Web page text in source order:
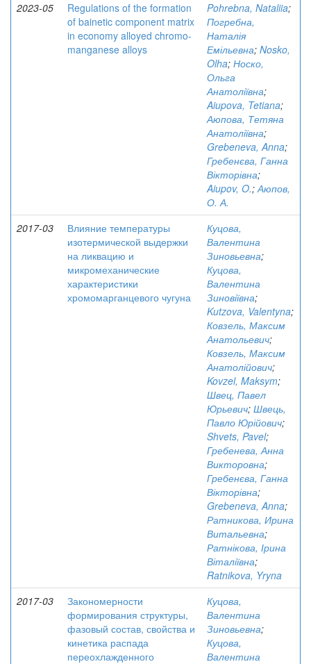
2023-05
Regulations of the formation
of bainetic component matrix
in economy alloyed chromo-
manganese alloys
Pohrebna, Nataliia;
Погребна,
Наталія
Емільевна; Nosko,
Olha; Носко,
Ольга
Анатоліївна;
Aiupova, Tetiana;
Аюпова, Тетяна
Анатоліївна;
Grebeneva, Anna;
Гребенєва, Ганна
Вікторівна;
Aiupov, O.;Аюпов,
О. А.
2017-03
Влияние температуры
изотермической выдержки
на ликвацию и
микромеханические
характеристики
хромомарганцевого чугуна
Куцова,
Валентина
Зиновьевна;
Куцова,
Валентина
Зиновіївна;
Kutzova, Valentyna;
Ковзель, Максим
Анатольевич;
Ковзель, Максим
Анатолійович;
Kovzel, Maksym;
Швец, Павел
Юрьевич; Швець,
Павло Юрійович;
Shvets, Pavel;
Гребенева, Анна
Викторовна;
Гребенєва, Ганна
Вікторівна;
Grebeneva, Anna;
Ратникова, Ирина
Витальевна;
Ратнікова, Ірина
Віталіївна;
Ratnikova, Yryna
2017-03
Закономерности
формирования структуры,
фазовый состав, свойства и
кинетика распада
переохлажденного
Куцова,
Валентина
Зиновьевна;
Куцова,
Валентина